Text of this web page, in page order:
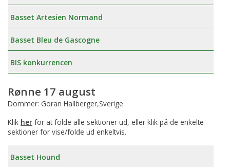
Basset Artesien Normand
Basset Bleu de Gascogne
BIS konkurrencen
Rønne 17 august
Dommer: Göran Hallberger,Sverige
Klik her for at folde alle sektioner ud, eller klik på de enkelte
sektioner for vise/folde ud enkeltvis.
Basset Hound